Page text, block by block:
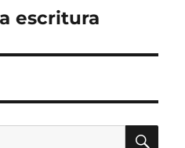
escritura